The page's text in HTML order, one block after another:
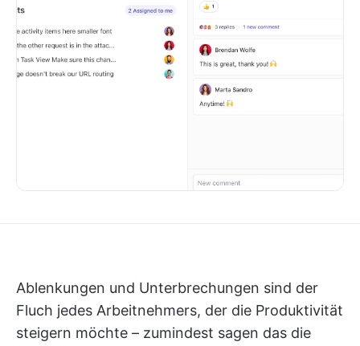
Ablenkungen und Unterbrechungen sind der
Fluch jedes Arbeitnehmers, der die Produktivität
steigern möchte – zumindest sagen das die